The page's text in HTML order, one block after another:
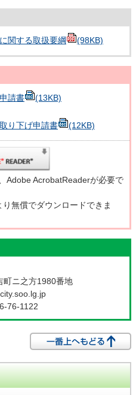
関する取扱要綱 (98KB)
請書 (13KB)
り下げ申請書 (12KB)
Adobe AcrobatReaderが必要で
り無償でダウンロードできま
町ニ之方1980番地
76-1122